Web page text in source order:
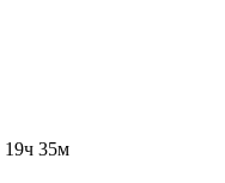
19ч 35м